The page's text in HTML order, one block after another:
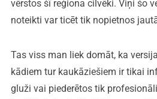
vērstos šī reģiona cilvēki. Viņi šo
noteikti var ticēt tik nopietnos
Tas viss man liek domāt, ka
kādiem tur kaukāziešiem ir tikai
gluži vai piederētos tik